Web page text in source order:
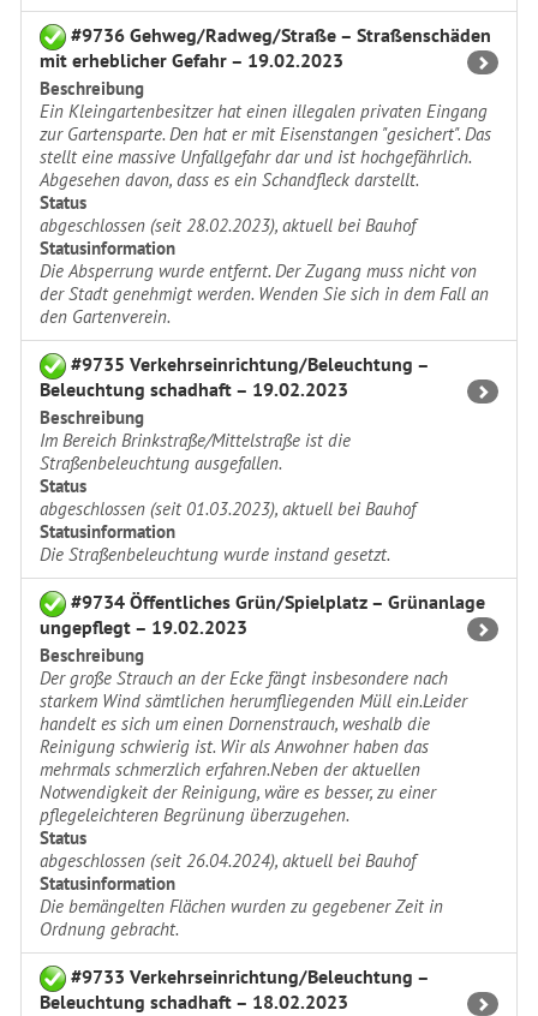
#9736 Gehweg/Radweg/Straße – Straßenschäden
mit erheblicher Gefahr – 19.02.2023
Beschreibung
Ein Kleingartenbesitzer hat einen illegalen privaten Eingang
zur Gartensparte. Den hat er mit Eisenstangen "gesichert". Das
stellt eine massive Unfallgefahr dar und ist hochgefährlich.
Abgesehen davon, dass es ein Schandfleck darstellt.
Status
abgeschlossen (seit 28.02.2023), aktuell bei Bauhof
Statusinformation
Die Absperrung wurde entfernt. Der Zugang muss nicht von
der Stadt genehmigt werden. Wenden Sie sich in dem Fall an
den Gartenverein.
#9735 Verkehrseinrichtung/Beleuchtung –
Beleuchtung schadhaft – 19.02.2023
Beschreibung
Im Bereich Brinkstraße/Mittelstraße ist die
Straßenbeleuchtung ausgefallen.
Status
abgeschlossen (seit 01.03.2023), aktuell bei Bauhof
Statusinformation
Die Straßenbeleuchtung wurde instand gesetzt.
#9734 Öffentliches Grün/Spielplatz – Grünanlage
ungepflegt – 19.02.2023
Beschreibung
Der große Strauch an der Ecke fängt insbesondere nach
starkem Wind sämtlichen herumfliegenden Müll ein.Leider
handelt es sich um einen Dornenstrauch, weshalb die
Reinigung schwierig ist. Wir als Anwohner haben das
mehrmals schmerzlich erfahren.Neben der aktuellen
Notwendigkeit der Reinigung, wäre es besser, zu einer
pflegeleichteren Begrünung überzugehen.
Status
abgeschlossen (seit 26.04.2024), aktuell bei Bauhof
Statusinformation
Die bemängelten Flächen wurden zu gegebener Zeit in
Ordnung gebracht.
#9733 Verkehrseinrichtung/Beleuchtung –
Beleuchtung schadhaft – 18.02.2023